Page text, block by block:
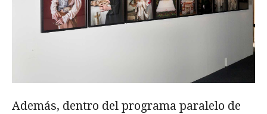
Además, dentro del programa paralelo de